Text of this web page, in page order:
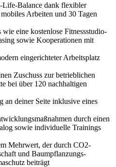
Life-Balance dank flexibler
Arbeiten und 30 Tagen
eine kostenlose Fitnessstudio-
sowie Kooperationen mit
eingerichteter Arbeitsplatz
Zuschuss zur betrieblichen
bei über 120 nachhaltigen
an deiner Seite inklusive eines
durch einen
sowie individuelle Trainings
Mehrwert, der durch CO2-
und Baumpflanzungs-
beiträgt